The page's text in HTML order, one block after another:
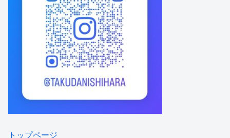
トップページ